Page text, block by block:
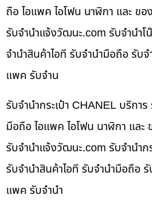
ถือ ไอแพค ไอโฟน นาฬิกา และ ข
รับจํานําแจ้งวัฒนะ.com รับจำนำ
จำนำสินค้าไอที รับจำนำมือถือ รับ
แพค รับจำน
รับจำนำกระเป๋า CHANEL บริกา
มือถือ ไอแพค ไอโฟน นาฬิกา และ
รับจํานําแจ้งวัฒนะ.com รับจำนำก
รับจำนำสินค้าไอที รับจำนำมือถือ
แพค รับจำนำ